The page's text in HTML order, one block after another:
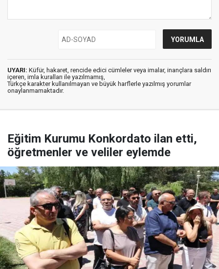
UYARI: Küfür, hakaret, rencide edici cümleler veya imalar, inançlara saldırı
içeren, imla kuralları ile yazılmamış,
Türkçe karakter kullanılmayan ve büyük harflerle yazılmış yorumlar
onaylanmamaktadır.
Eğitim Kurumu Konkordato ilan etti,
öğretmenler ve veliler eylemde